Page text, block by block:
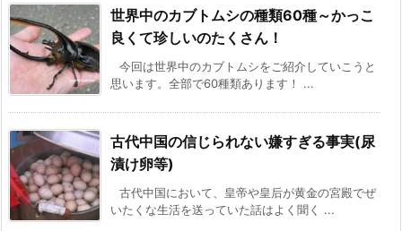
世界中のカブトムシの種類60種～かっこ
良くて珍しいのたくさん！
今回は世界中のカブトムシをご紹介していこうと
思います。全部で60種類あります！ ...
古代中国の信じられない嫌すぎる事実(尿
漬け卵等)
古代中国において、皇帝や皇后が黄金の宮殿でぜ
いたくな生活を送っていた話はよく聞く ...